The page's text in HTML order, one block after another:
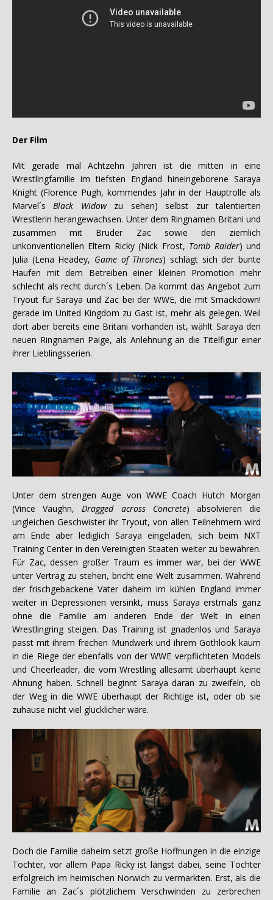
Der Film
Mit gerade mal Achtzehn Jahren ist die mitten in eine
Wrestlingfamilie im tiefsten England hineingeborene Saraya
Knight (Florence Pugh, kommendes Jahr in der Hauptrolle als
Marvel´s Black Widowzu sehen) selbst zur talentierten
Wrestlerin herangewachsen. Unter dem Ringnamen Britani und
zusammen mit Bruder Zac sowie den ziemlich
unkonventionellen Eltern Ricky (Nick Frost, Tomb Raider) und
Julia (Lena Headey, Game of Thrones) schlägt sich der bunte
Haufen mit dem Betreiben einer kleinen Promotion mehr
schlecht als recht durch´s Leben. Da kommt das Angebot zum
Tryout für Saraya und Zac bei der WWE, die mit Smackdown!
gerade im United Kingdom zu Gast ist, mehr als gelegen. Weil
dort aber bereits eine Britani vorhanden ist, wählt Saraya den
neuen Ringnamen Paige, als Anlehnung an die Titelfigur einer
ihrer Lieblingsserien.
Unter dem strengen Auge von WWE Coach Hutch Morgan
(Vince Vaughn, Dragged across Concrete) absolvieren die
ungleichen Geschwister ihr Tryout, von allen Teilnehmern wird
am Ende aber lediglich Saraya eingeladen, sich beim NXT
Training Center in den Vereinigten Staaten weiter zu bewähren.
Für Zac, dessen großer Traum es immer war, bei der WWE
unter Vertrag zu stehen, bricht eine Welt zusammen. Während
der frischgebackene Vater daheim im kühlen England immer
weiter in Depressionen versinkt, muss Saraya erstmals ganz
ohne die Familie am anderen Ende der Welt in einen
Wrestlingring steigen. Das Training ist gnadenlos und Saraya
passt mit ihrem frechen Mundwerk und ihrem Gothlook kaum
in die Riege der ebenfalls von der WWE verpflichteten Models
und Cheerleader, die vom Wrestling allesamt überhaupt keine
Ahnung haben. Schnell beginnt Saraya daran zu zweifeln, ob
der Weg in die WWE überhaupt der Richtige ist, oder ob sie
zuhause nicht viel glücklicher wäre.
Doch die Familie daheim setzt große Hoffnungen in die einzige
Tochter, vor allem Papa Ricky ist längst dabei, seine Tochter
erfolgreich im heimischen Norwich zu vermarkten. Erst, als die
Familie an Zac´s plötzlichem Verschwinden zu zerbrechen